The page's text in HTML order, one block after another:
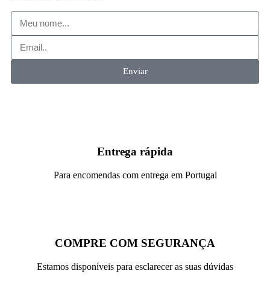
Enviar
Entrega rápida
Para encomendas com entrega em Portugal
COMPRE COM SEGURANÇA
Estamos disponíveis para esclarecer as suas dúvidas